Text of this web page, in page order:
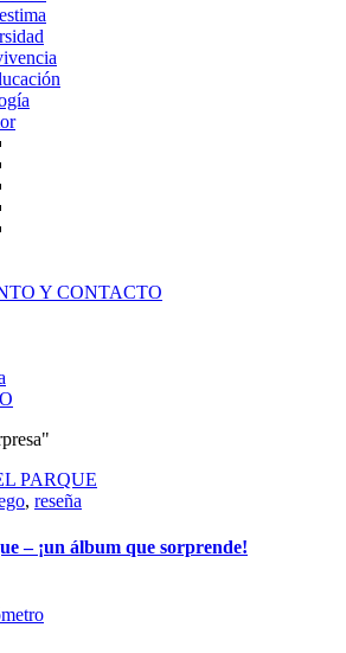
Y CONTACTO
, reseña
– ¡un álbum que sorprende!